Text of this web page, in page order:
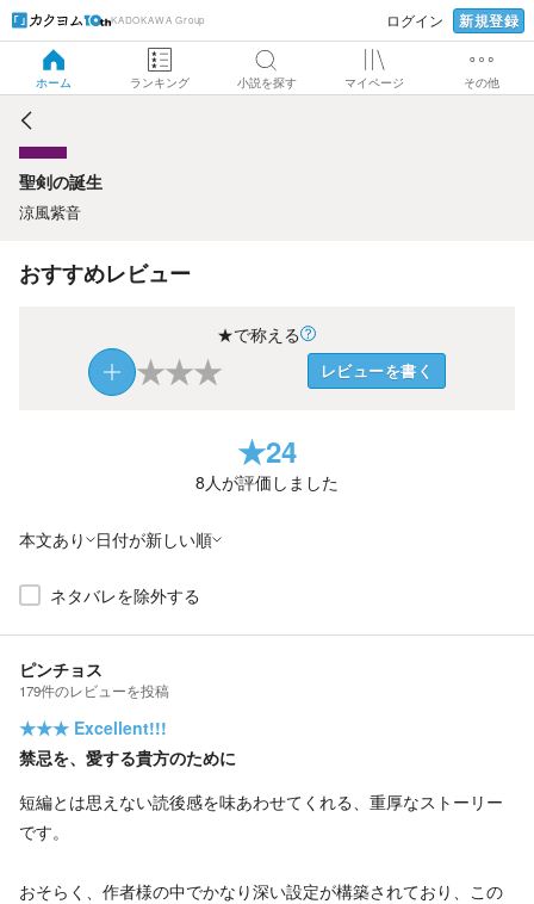
KADOKAWA Group ログイン 新規登録
ホーム ランキング 小説を探す マイページ その他
聖剣の誕生
聖剣の誕生
涼風紫音
おすすめレビュー
★で称える
★★★ レビューを書く
★24
8人が評価しました
本文あり 日付が新しい順
ネタバレを除外する
ピンチョス
179件のレビューを投稿
★★★ Excellent!!!
禁忌を、愛する貴方のために
短編とは思えない読後感を味あわせてくれる、重厚なストーリー
です。
おそらく、作者様の中でかなり深い設定が構築されており、この